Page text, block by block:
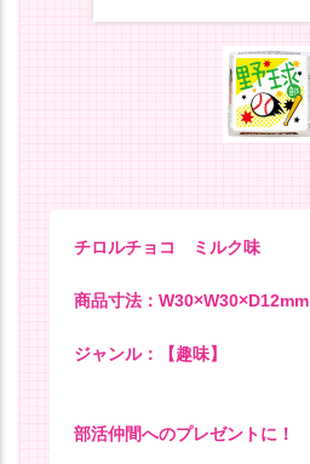
チロルチョコ ミルク味
商品寸法：W30×W30×D12mm
ジャンル：【趣味】
部活仲間へのプレゼントに！